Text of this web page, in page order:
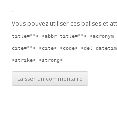
Vous pouvez utiliser ces balises et
title=""> <abbr title=""> <acronym
cite=""> <cite> <code> <del
<strike> <strong>